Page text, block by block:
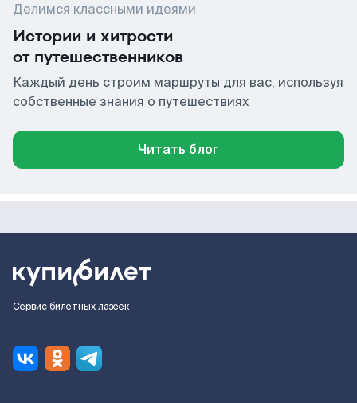
Делимся классными идеями
Истории и хитрости
от путешественников
Каждый день строим маршруты для вас, используя
собственные знания о путешествиях
Читать блог
Сервис билетных лазеек